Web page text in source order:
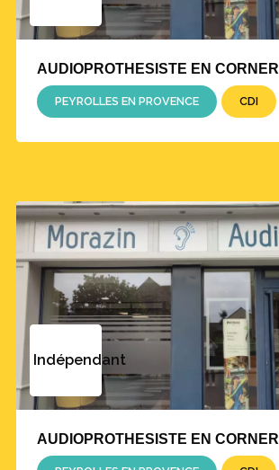
AUDIOPROTHESISTE EN CORNER
PEYROLLES EN PROVENCE CDI
Indépendant
AUDIOPROTHESISTE EN CORNER